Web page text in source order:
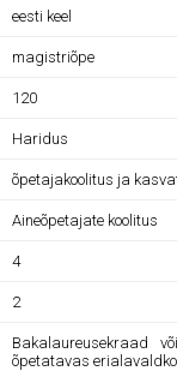
eesti keel
magistriõpe
120
Haridus
õpetajakoolitus ja
Aineõpetajate koolitus
4
2
Bakalaureusekraad
õpetatavas